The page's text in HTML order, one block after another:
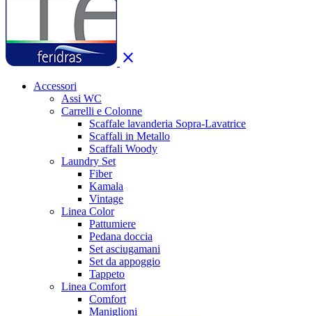
close
Accessori
Assi WC
Carrelli e Colonne
Scaffale lavanderia Sopra-Lavatrice
Scaffali in Metallo
Scaffali Woody
Laundry Set
Fiber
Kamala
Vintage
Linea Color
Pattumiere
Pedana doccia
Set asciugamani
Set da appoggio
Tappeto
Linea Comfort
Comfort
Maniglioni